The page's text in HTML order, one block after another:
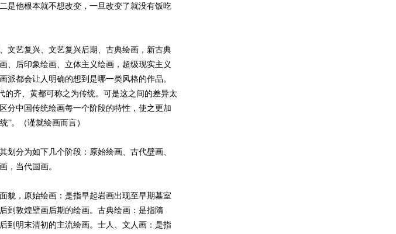
是他根本就不想改变，一旦改变了就没有饭吃
艺复兴、文艺复兴后期、古典绘画，新古典
、后印象绘画、立体主义绘画，超级现实主义
都会让人明确的想到是哪一类风格的作品。
的齐、黄都可称之为传统。可是这之间的差异太
分中国传统绘画每一个阶段的特性，使之更加
”。（谨就绘画而言）
分为如下几个阶段：原始绘画、古代壁画、
，当代国画。
，原始绘画：是指早起岩画出现至早期墓室
到敦煌壁画后期的绘画。古典绘画：是指隋
到明末清初的主流绘画。士人、文人画：是指